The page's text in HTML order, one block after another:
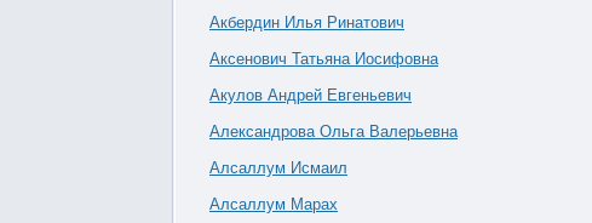
Акбердин Илья Ринатович
Аксенович Татьяна Иосифовна
Акулов Андрей Евгеньевич
Александрова Ольга Валерьевна
Алсаллум Исмаил
Алсаллум Марах